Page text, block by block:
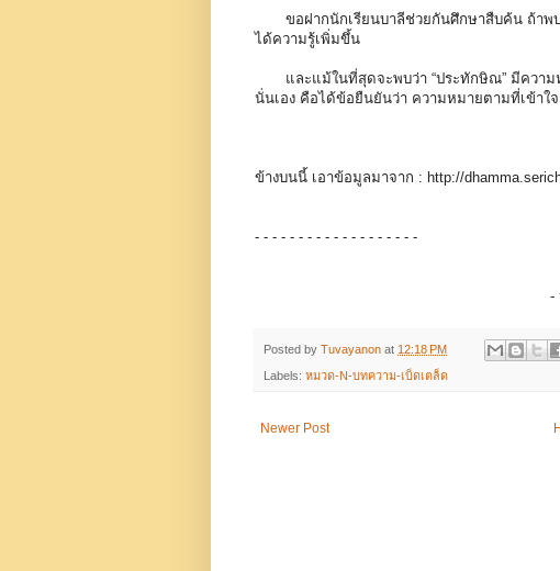
ขอฝากนักเรียนบาลีช่วยกันศึกษาสืบค้น ถ้าพบ
ได้ความรู้เพิ่มขึ้น
และแม้ในที่สุดจะพบว่า “ประทักษิณ” มีความห
นั่นเอง คือได้ข้อยืนยันว่า ความหมายตามที่เข้า
ข้างบนนี้ เอาข้อมูลมาจาก : http://
- - - - - - - - - - - - - - - - - - -
-
Posted by Tuvayanon at 12:18 PM
Labels: หมวด-N-บทความ-เบ็ดเตล็ด
Newer Post